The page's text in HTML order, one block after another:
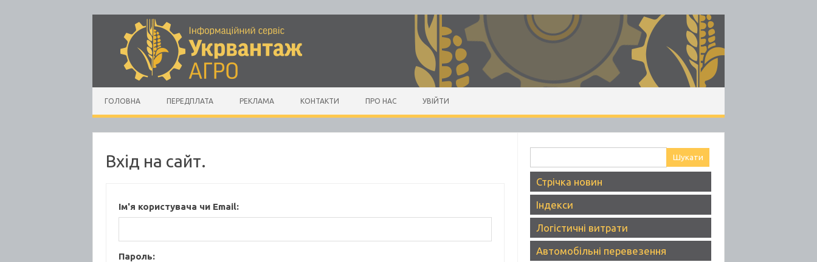
Skip to content
ГОЛОВНА ПЕРЕДПЛАТА РЕКЛАМА КОНТАКТИ ПРО НАС УВІЙТИ
Вхід на сайт.
Ім'я користувача чи Email:
Пароль:
Стрічка новин
Індекси
Логістичні витрати
Автомобільні перевезення